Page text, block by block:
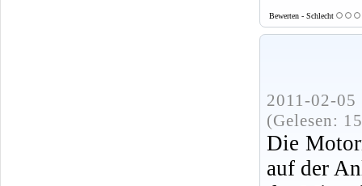
Bewerten - Schlecht
2011-02-
(Gelesen:
Die
auf der